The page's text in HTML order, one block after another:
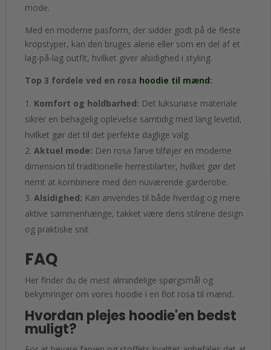
mode.
Med en moderne pasform, der sidder godt på de fleste
kropstyper, kan den bruges alene eller som en del af et
lag-på-lag outfit, hvilket giver alsidighed i styling.
Top 3 fordele ved en rosa hoodie til mænd:
Komfort og holdbarhed: Det luksuriøse materiale
sikrer en behagelig oplevelse samtidig med lang levetid,
hvilket gør det til det perfekte daglige valg.
Aktuel mode: Den rosa farve tilføjer en moderne
dimension til traditionelle herrestilarter, hvilket gør det
nemt at kombinere med den nuværende garderobe.
Alsidighed: Kan anvendes til både hverdag og mere
aktive sammenhænge, takket være dens stilrene design
og praktiske snit.
FAQ
Her finder du de mest almindelige spørgsmål og
bekymringer om vores hoodie i en flot rosa til mænd.
Hvordan plejes hoodie'en bedst
muligt?